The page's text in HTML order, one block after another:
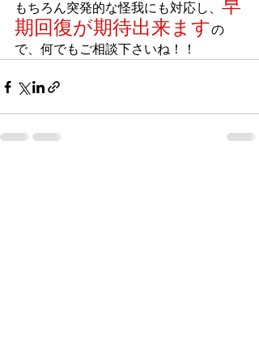
もちろん突発的な怪我にも対応し、 早
期回復が期待出来ますの
で、何でもご相談下さいね！！